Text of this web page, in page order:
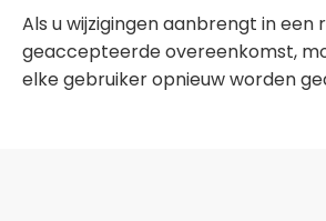
Als u wijzigingen aanbrengt in een
geaccepteerde overeenkomst,
elke gebruiker opnieuw worden